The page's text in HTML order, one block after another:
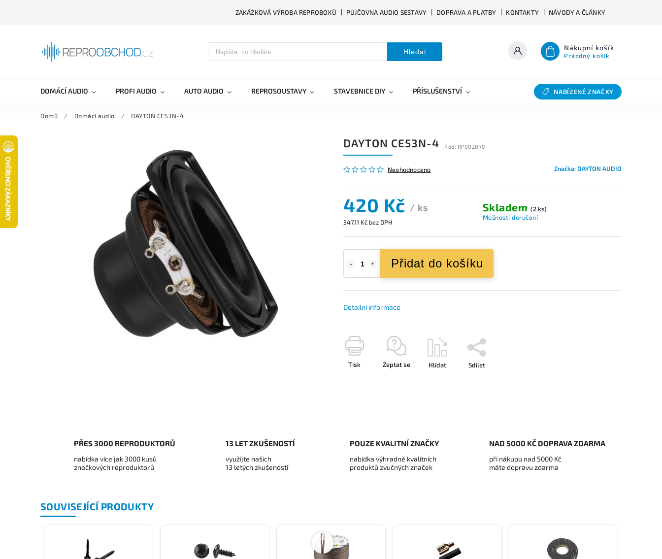
ZAKÁZKOVÁ VÝROBA REPROBOXŮ PŮJČOVNA AUDIO SESTAVY DOPRAVA A PLATBY KONTAKTY NÁVODY A ČLÁNKY
Hledat Nákupní košík
Prázdný košík
DOMÁCÍ AUDIO PROFI AUDIO AUTO AUDIO REPROSOUSTAVY STAVEBNICE DIY PŘÍSLUŠENSTVÍ SLEVY BAZAR
NABÍZENÉ ZNAČKY
Domů / Domácí audio / DAYTON CE53N-4
DAYTON CE53N-4 Kód: RP002079
Neohodnoceno Značka: DAYTON AUDIO
420 Kč / ks
347,11 Kč bez DPH
Skladem (2 ks)
Možnosti doručení
Přidat do košíku
Detailní informace
Tisk Zeptat se Hlídat Sdílet
PŘES 3000 REPRODUKTORŮ
nabídka více jak 3000 kusů
značkových reproduktorů
13 LET ZKUŠENOSTÍ
využijte našich
13 letých zkušeností
POUZE KVALITNÍ ZNAČKY
nabídka výhradně kvalitních
produktů zvučných značek
NAD 5000 KČ DOPRAVA ZDARMA
při nákupu nad 5000 Kč
máte dopravu zdarma
SOUVISEJÍCÍ PRODUKTY